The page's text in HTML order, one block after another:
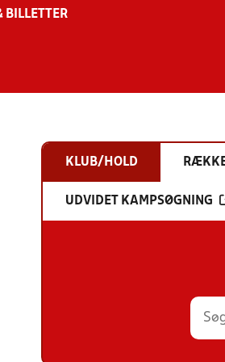
BILLETTER
KLUB/HOLD
UDVIDET KAMPSØGNING